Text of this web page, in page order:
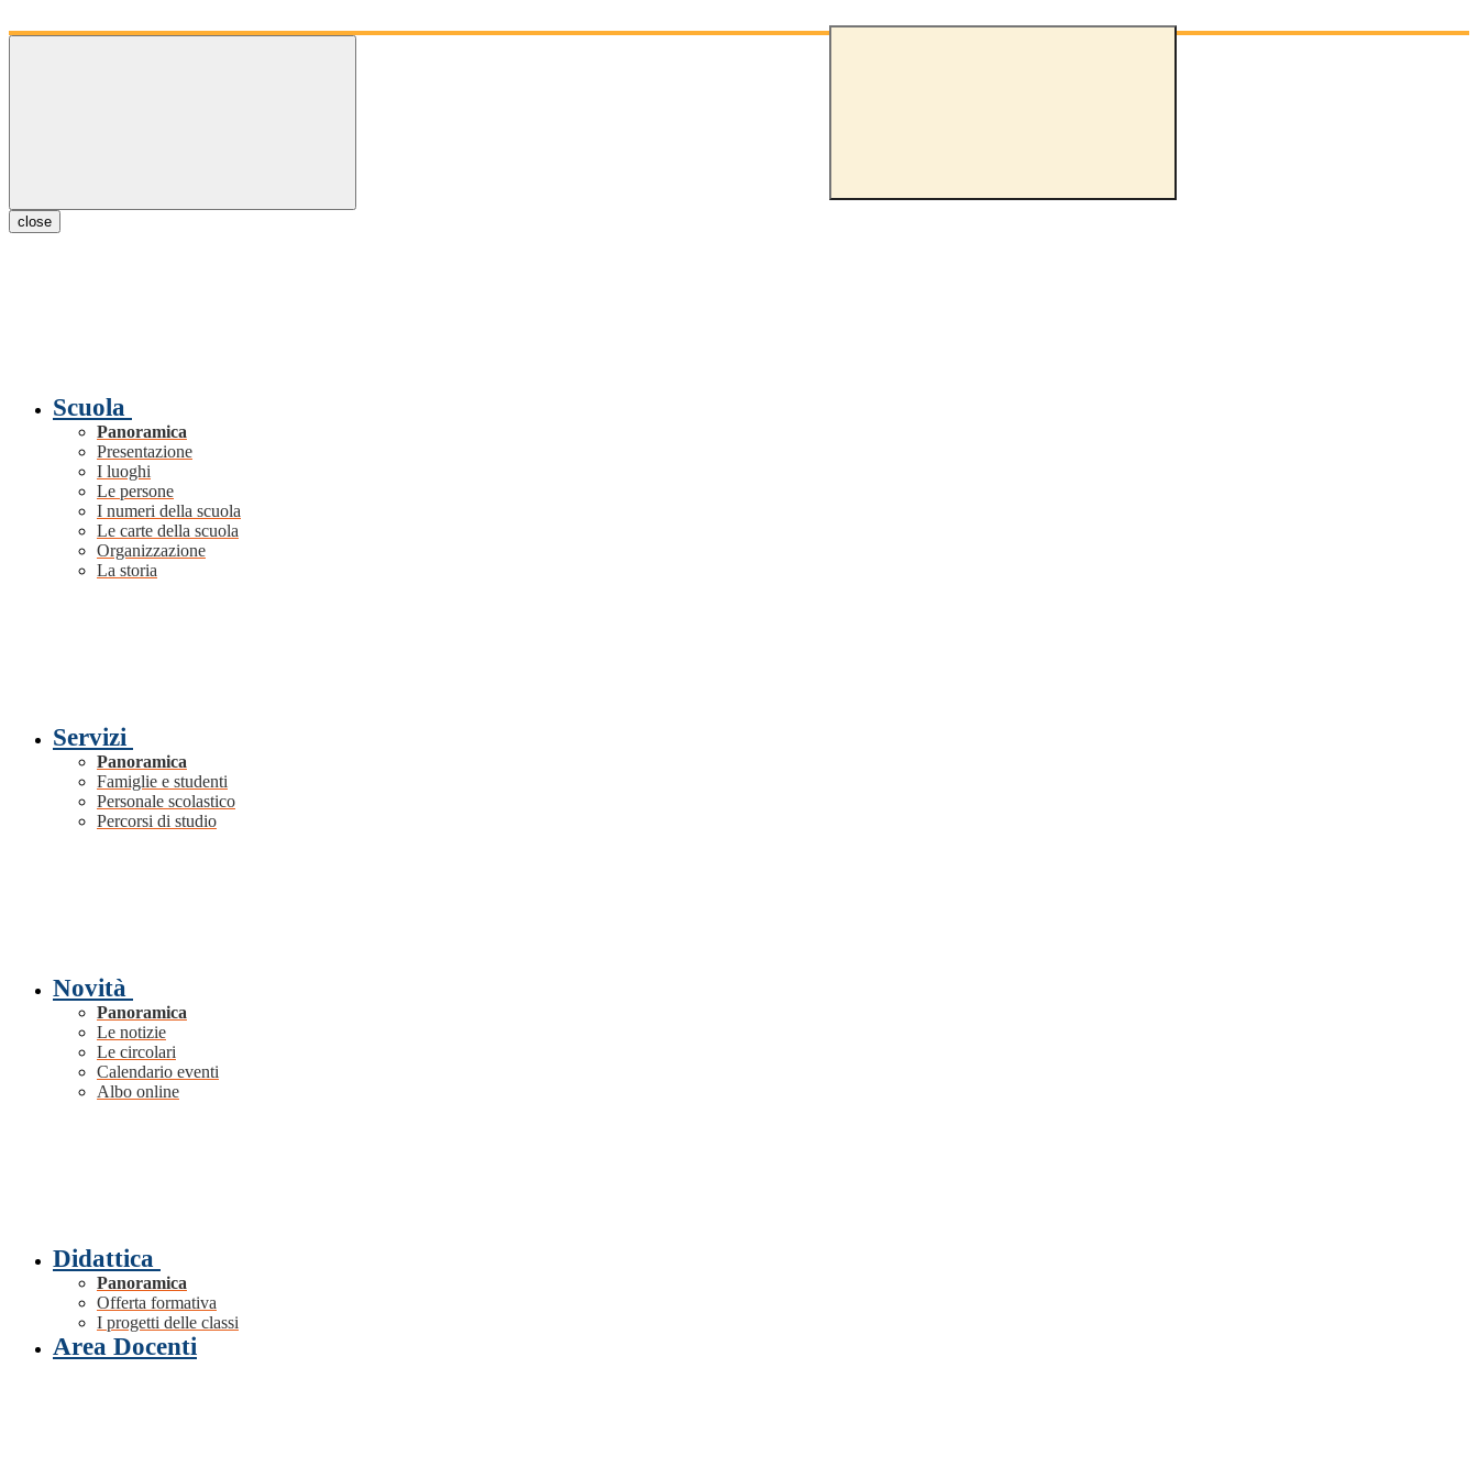
close
Scuola
Panoramica
Presentazione
I luoghi
Le persone
I numeri della scuola
Le carte della scuola
Organizzazione
La storia
Servizi
Panoramica
Famiglie e studenti
Personale scolastico
Percorsi di studio
Novità
Panoramica
Le notizie
Le circolari
Calendario eventi
Albo online
Didattica
Panoramica
Offerta formativa
I progetti delle classi
Area Docenti